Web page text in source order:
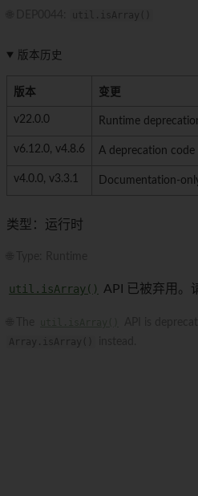
版本历史
版本 变更
v22.0.0 Runtime
v6.12.0, v4.8.6 A deprecation code
v4.0.0, v3.3.1 Documentation-
类型：运行时
util.isArray() API 已被弃用。